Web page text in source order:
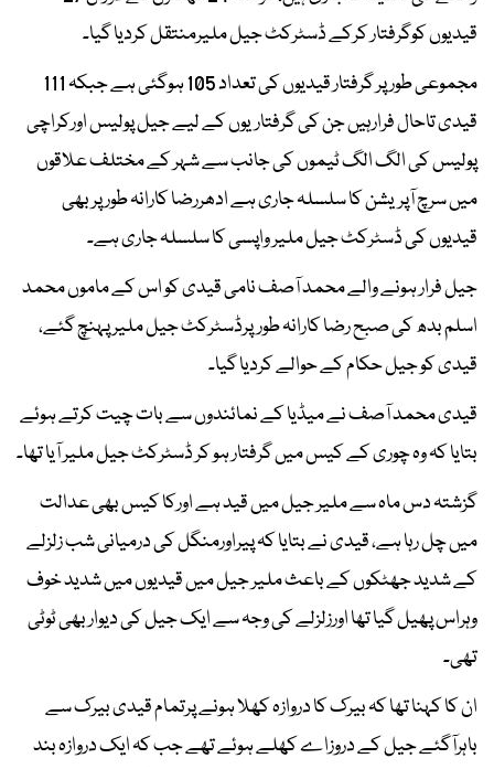
قیدیوں کوگرفتار کرکے ڈسٹرکٹ جیل ملیرمنتقل کردیا گیا۔
مجموعی طور پر گرفتار قیدیوں کی تعداد 105 ہوگئی ہے جبکہ 111
قیدی تاحال فرارہیں جن کی گرفتاریوں کے لیے جیل پولیس اورکراچی
پولیس کی الگ الگ ٹیموں کی جانب سے شہر کے مختلف علاقوں
میں سرچ آپریشن کا سلسلہ جاری ہے ادھررضا کارانہ طور پر بھی
قیدیوں کی ڈسٹرکٹ جیل ملیر واپسی کا سلسلہ جاری ہے۔
جیل فرار ہونے والے محمد آصف نامی قیدی کو اس کے ماموں محمد
اسلم بدھ کی صبح رضا کارانہ طورپرڈسٹرکٹ جیل ملیر پہنچ گئے،
قیدی کو جیل حکام کے حوالے کردیا گیا۔
قیدی محمد آصف نے میڈیا کے نمائندوں سے بات چیت کرتے ہوئے
بتایا کہ وہ چوری کے کیس میں گرفتار ہو کر ڈسٹرکٹ جیل ملیر آیا تھا۔
گزشتہ دس ماہ سے ملیر جیل میں قید ہے اورکا کیس بھی عدالت
میں چل رہا ہے، قیدی نے بتایا کہ پیراورمنگل کی درمیانی شب زلزلے
کے شدید جھٹکوں کے باعث ملیر جیل میں قیدیوں میں شدید خوف
وہراس پھیل گیا تھا اورزلزلے کی وجہ سے ایک جیل کی دیوار بھی ٹوٹی
تھی۔
ان کا کہنا تھا کہ بیرک کا دروازہ کھلا ہونے پرتمام قیدی بیرک سے
باہرآگئے جیل کے دروزاے کھلے ہوئے تھے جب کہ ایک دروازہ بند